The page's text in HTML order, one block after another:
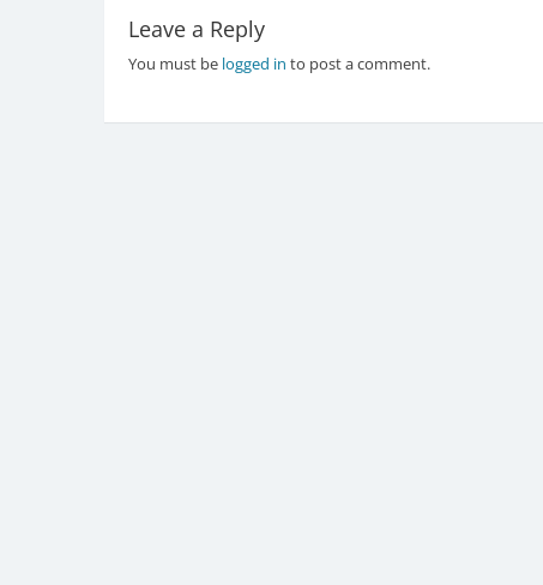
Leave a Reply
You must be logged in to post a comment.